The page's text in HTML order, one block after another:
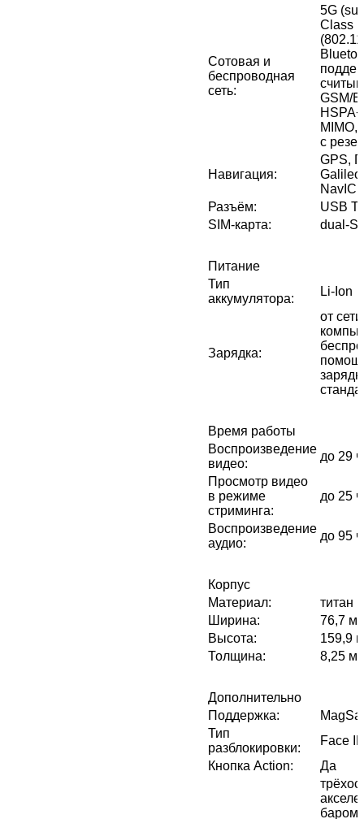
Сотовая и
беспроводная
сеть:
5G
Class
GSM/
MIMO,
с
Навигация:
GPS,
NavIC
Разъём:
USB
SIM-карта: dual-
Питание
Тип
аккумулятора:
Li-Ion
Зарядка:
от
Время работы
Воспроизведение
видео:
до 29
Просмотр видео
в режиме
стриминга:
до 25
Воспроизведение
аудио:
до 95
Корпус
Материал:
титан
Ширина:
76,7
Высота:
159,9
Толщина: 8,25
Дополнительно
Поддержка:
Тип
разблокировки:
Face
Кнопка Action: Да